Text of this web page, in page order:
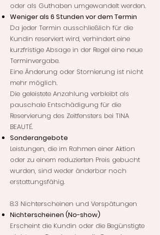
oder als Guthaben umgewandelt werden.
Weniger als 6 Stunden vor dem Termin
Da jeder Termin ausschließlich für die
Kundin reserviert wird, verhindert eine
kurzfristige Absage in der Regel eine neue
Terminvergabe.
Eine Änderung oder Stornierung ist nicht
mehr möglich.
Die geleistete Anzahlung verbleibt als
pauschale Entschädigung für die
Reservierung des Zeitfensters bei TINA
BEAUTÉ.
Sonderangebote
Leistungen, die im Rahmen einer Aktion
oder zu einem reduzierten Preis gebucht
wurden, sind weder änderbar noch
erstattungsfähig.
8.3 Nichterscheinen und Verspätungen
Nichterscheinen (No-show)
Erscheint die Kundin oder die Begünstigte